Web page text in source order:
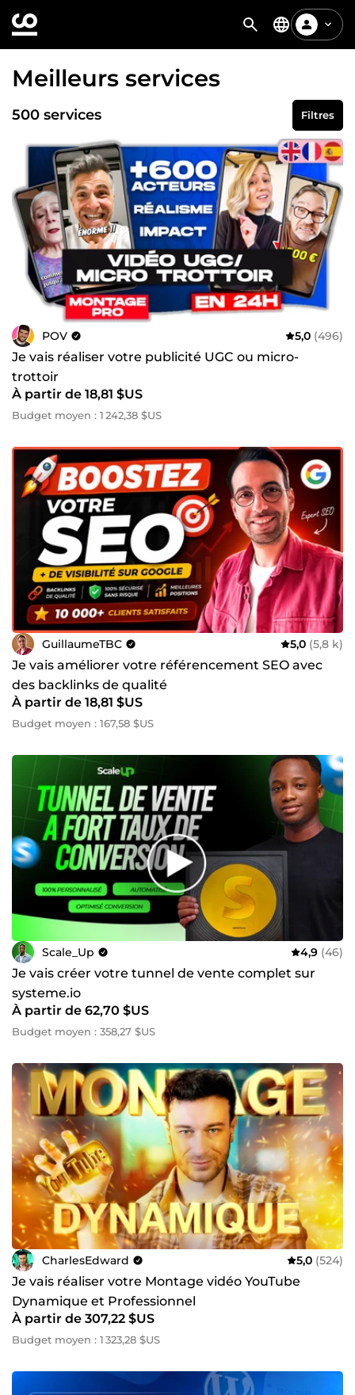
Meilleurs services
500 services Filtres
POV 5,0 (496)
Je vais réaliser votre publicité UGC ou micro-
trottoir
À partir de 18,81 $US
Budget moyen : 1 242,38 $US
GuillaumeTBC 5,0 (5,8 k)
Je vais améliorer votre référencement SEO avec
des backlinks de qualité
À partir de 18,81 $US
Budget moyen : 167,58 $US
Scale_Up 4,9 (46)
Je vais créer votre tunnel de vente complet sur
systeme.io
À partir de 62,70 $US
Budget moyen : 358,27 $US
CharlesEdward 5,0 (524)
Je vais réaliser votre Montage vidéo YouTube
Dynamique et Professionnel
À partir de 307,22 $US
Budget moyen : 1 323,28 $US